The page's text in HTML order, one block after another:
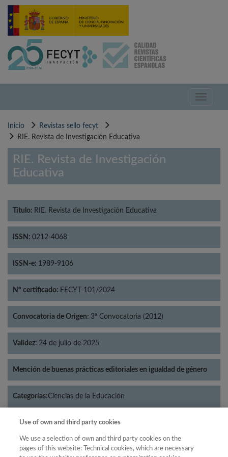
Pasar
contenido
Toggle
Inicio
Revistas sello fecyt
RIE. Revista de Investigación Educativa
RIE. Revista de Investigación
Educativa
Título: RIE. Revista de Investigación Educativa
ISSN: 0212-4068
ISSN-e: 1989-9106
Nº certificado: FECYT-101/2024
Convocatoria de Origen: 3ª Convocatoria (2012)
Validez: 24 de julio de 2025
Mención de buenas prácticas editoriales en igualdad de género
Categorías:Ciencias de la Educación
Año
Use of own and third party cookies
We use a selection of own and third party cookies on the
pages of this website: Technical cookies, which are necessary